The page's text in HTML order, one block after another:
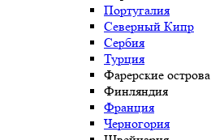
Португалия
Северный Кипр
Сербия
Турция
Фарерские острова
Финляндия
Франция
Черногория